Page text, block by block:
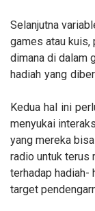
Selanjutna
games atau kuis,
dimana di dalam
hadiah yang
Kedua hal ini
menyukai
yang mereka
radio untuk terus
terhadap hadiah-
target